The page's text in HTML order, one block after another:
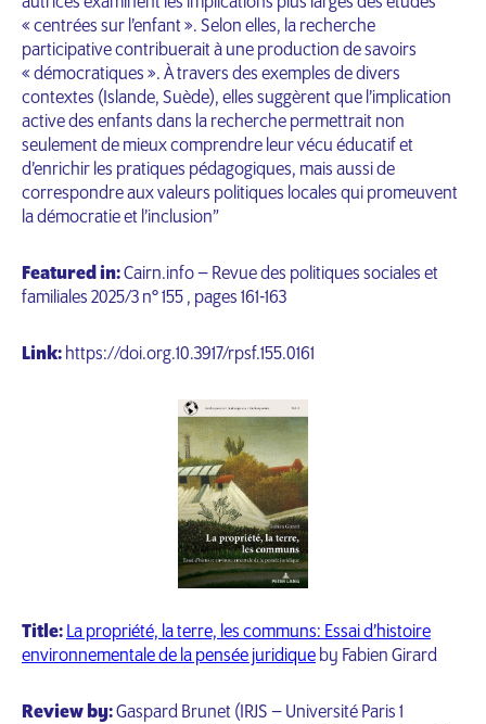
« centrées sur l’enfant ». Selon elles, la recherche
participative contribuerait à une production de savoirs
« démocratiques ». À travers des exemples de divers
contextes (Islande, Suède), elles suggèrent que l’implication
active des enfants dans la recherche permettrait non
seulement de mieux comprendre leur vécu éducatif et
d’enrichir les pratiques pédagogiques, mais aussi de
correspondre aux valeurs politiques locales qui promeuvent
la démocratie et l’inclusion”
Featured in:Cairn.info – Revue des politiques sociales et
familiales 2025/3 n° 155 , pages 161-163
Link: https://doi.org.10.3917/rpsf.155.0161
Title: La propriété, la terre, les communs: Essai d’histoire
environnementale de la pensée juridique by Fabien Girard
Review by:Gaspard Brunet (IRJS – Université Paris 1